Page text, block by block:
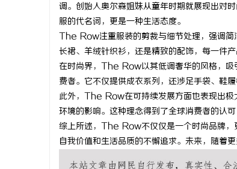
调。创始人奥尔森姐妹从童年时期就展现出对
服的代名词，更是一种生活态度。
The Row注重服装的剪裁与细节处理，强调
长裙、羊绒针织衫，还是精致的配饰，每一件
在时尚界，The Row以其低调奢华的风格，吸
费者。它不仅提供成衣系列，还涉足手袋、鞋
此外，The Row在可持续发展方面也表现出极
环境的影响。这种理念得到了全球消费者的认
综上所述，The Row不仅仅是一个时尚品牌，
自我价值和生活品质的不懈追求。未来，随着